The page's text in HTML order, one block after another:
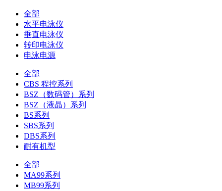
全部
水平电泳仪
垂直电泳仪
转印电泳仪
电泳电源
全部
CBS 程控系列
BSZ（数码管）系列
BSZ（液晶）系列
BS系列
SBS系列
DBS系列
耐有机型
全部
MA99系列
MB99系列